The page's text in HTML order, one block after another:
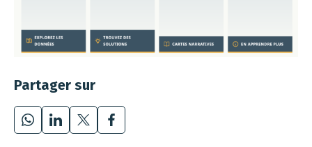
Partager sur
WhatsAppLinkedIn
X Facebook